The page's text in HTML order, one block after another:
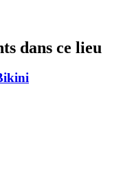
dans ce lieu